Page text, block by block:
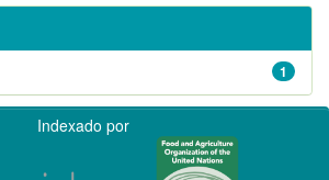
1
Indexado por